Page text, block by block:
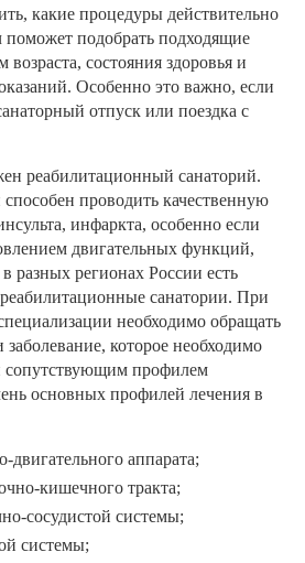
какие процедуры действительно
поможет подобрать подходящие
состояния здоровья и
Особенно это важно, если
отпуск или поездка с
реабилитационный санаторий.
проводить качественную
инфаркта, особенно если
двигательных функций,
разных регионах России есть
санатории. При
необходимо обращать
которое необходимо
сопутствующим профилем
основных профилей лечения в
двигательного аппарата;
кишечного тракта;
сосудистой системы;
системы;